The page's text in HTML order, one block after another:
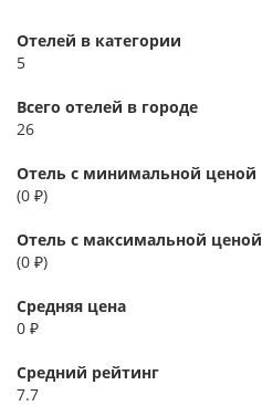
Отелей в категории
5
Всего отелей в городе
26
Отель с минимальной ценой
(0 ₽)
Отель с максимальной ценой
(0 ₽)
Средняя цена
0 ₽
Средний рейтинг
7.7